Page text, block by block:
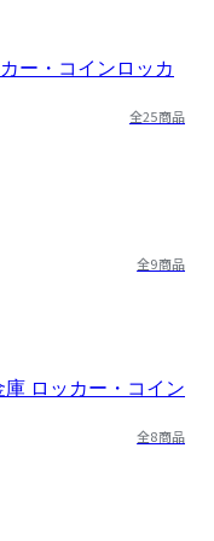
全25商品
全9商品
全8商品